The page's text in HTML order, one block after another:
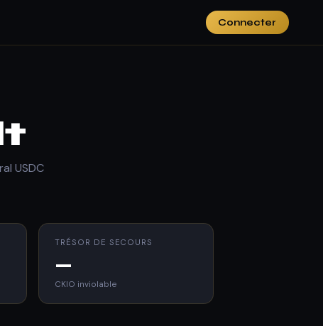
Connecter
USDC
TRÉSOR DE SECOURS
—
CKIO inviolable